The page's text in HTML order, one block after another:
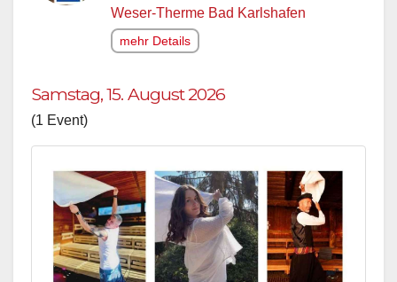
Weser-Therme Bad Karlshafen
mehr Details
Samstag, 15. August 2026
(1 Event)